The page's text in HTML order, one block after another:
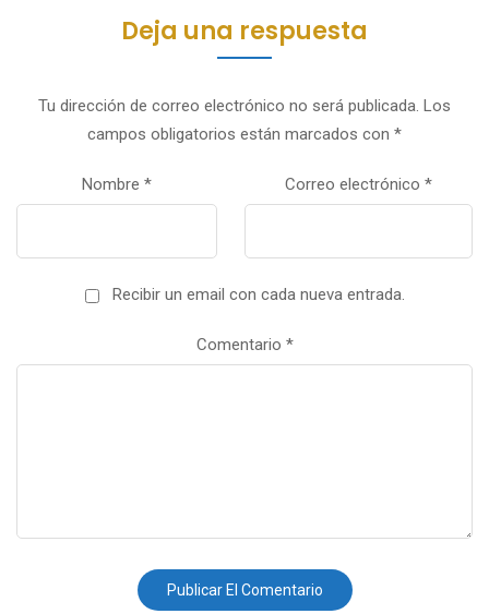
Deja una respuesta
Tu dirección de correo electrónico no será publicada. Los
campos obligatorios están marcados con *
Nombre * Correo electrónico *
Recibir un email con cada nueva entrada.
Comentario *